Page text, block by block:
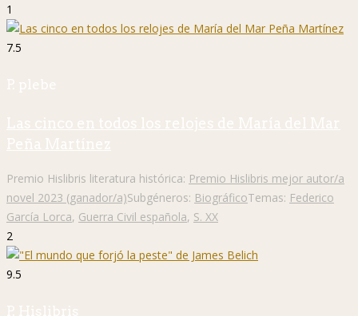
1
7.5
P. plebe
Las cinco en todos los relojes de María del Mar
Peña Martínez
Premio Hislibris literatura histórica: Premio Hislibris mejor autor/a
novel 2023 (ganador/a)Subgéneros: BiográficoTemas: Federico
García Lorca, Guerra Civil española, S. XX
2
9.5
P. Hislibris